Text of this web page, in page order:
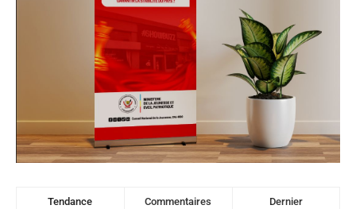
Tendance Commentaires Dernier